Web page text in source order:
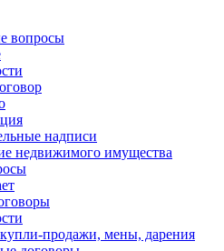
вопросы
надписи
недвижимого имущества
продажи, мены, дарения